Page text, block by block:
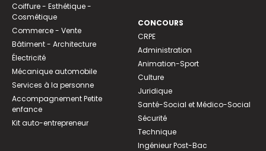
Coiffure - Esthétique -
Cosmétique
Commerce - Vente
Bâtiment - Architecture
Électricité
Mécanique automobile
Services à la personne
Accompagnement Petite
enfance
Kit auto-entrepreneur
CONCOURS
CRPE
Administration
Animation-Sport
Culture
Juridique
Santé-Social et Médico-Social
Sécurité
Technique
Ingénieur Post-Bac